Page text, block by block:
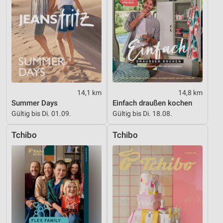
14,1 km
Summer Days
Gültig bis Di. 01.09.
14,8 km
Einfach draußen kochen
Gültig bis Di. 18.08.
Tchibo Tchibo
Werbung